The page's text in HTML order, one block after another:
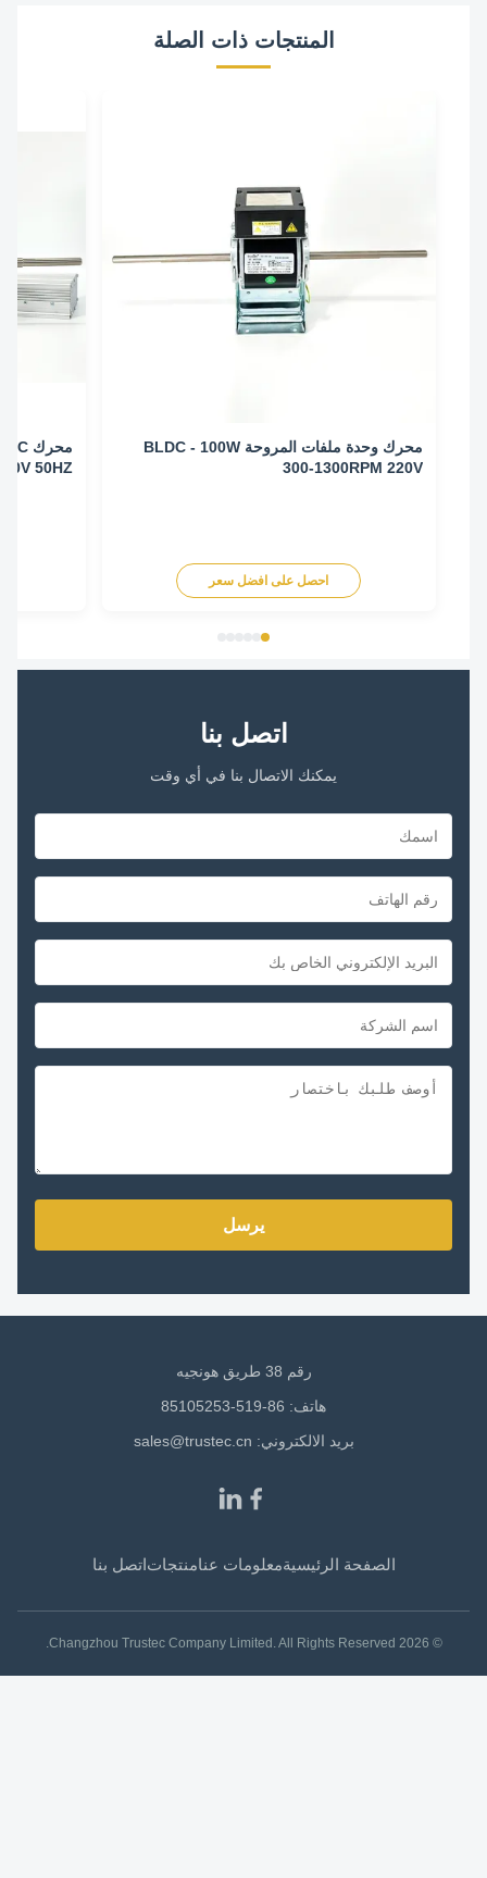
المنتجات ذات الصلة
محرك وحدة ملفات المروحة BLDC - 100W
300-1300RPM 220V
احصل على افضل سعر
220V 50HZ
اتصل بنا
يمكنك الاتصال بنا في أي وقت
يرسل
هاتف: 86-519-85105253
بريد الالكتروني: sales@trustec.cn
الصفحة الرئيسيةمعلومات عنامنتجاتاتصل بنا